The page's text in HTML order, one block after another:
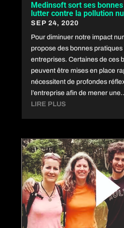
Medinsoft sort ses
lutter contre la pollution
SEP 24, 2020
Pour diminuer notre impact
propose des bonnes pratiques
entreprises. Certaines de ces
peuvent être mises en place
nécessitent de profondes
l’entreprise afin de mener
LIRE PLUS